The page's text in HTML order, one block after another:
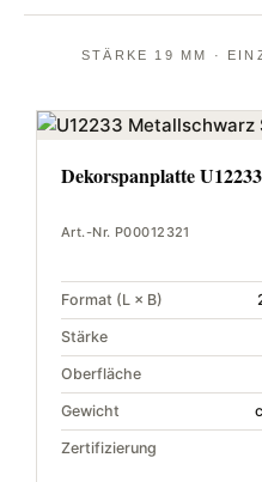
STÄRKE 19 MM ·
Dekorspanplatte
Art.-Nr. P00012321
Format (L × B)
Stärke
Oberfläche
Gewicht
Zertifizierung